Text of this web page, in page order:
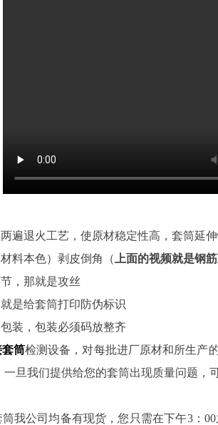
遍退火工艺，使原材稳定性高，套筒延
料本色）剥皮倒角（
上面的视频就是钢
，那就是攻丝
是给套筒打印防伪标识
装，包装必须码放整齐
筒检测设备，对每批进厂原材和所生产
旦我们提供给您的套筒出现质量问题
我公司均备有现货，您只需在下午3：